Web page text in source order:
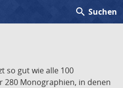
search Suchen
so gut wie alle 100
280 Monographien, in denen